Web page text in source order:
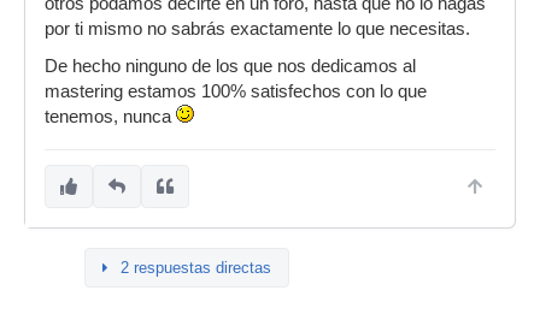
por ti mismo no sabrás exactamente lo que necesitas.
De hecho ninguno de los que nos dedicamos al
mastering estamos 100% satisfechos con lo que
tenemos, nunca
2 respuestas directas